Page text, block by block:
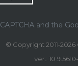
and the
© Copyright 2011-
ver.: